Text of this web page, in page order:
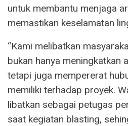
untuk membantu menjaga
memastikan keselamatan
“Kami melibatkan
bukan hanya meningkatkan
tetapi juga mempererat
memiliki terhadap proyek.
libatkan sebagai petugas
saat kegiatan blasting,